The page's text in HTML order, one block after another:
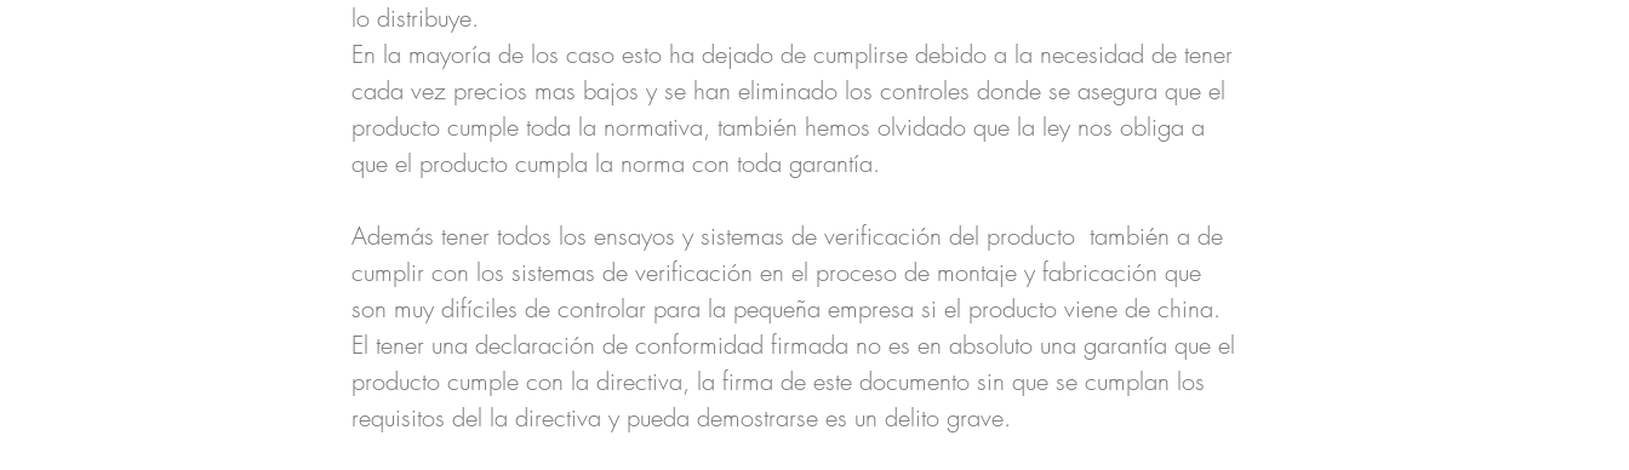
lo distribuye.
En la mayoría de los caso esto ha dejado de cumplirse debido a la necesidad de tener
cada vez precios mas bajos y se han eliminado los controles donde se asegura que el
producto cumple toda la normativa, también hemos olvidado que la ley nos obliga a
que el producto cumpla la norma con toda garantía.
Además tener todos los ensayos y sistemas de verificación del producto  también a de
cumplir con los sistemas de verificación en el proceso de montaje y fabricación que
son muy difíciles de controlar para la pequeña empresa si el producto viene de china.
El tener una declaración de conformidad firmada no es en absoluto una garantía que el
producto cumple con la directiva, la firma de este documento sin que se cumplan los
requisitos del la directiva y pueda demostrarse es un delito grave.